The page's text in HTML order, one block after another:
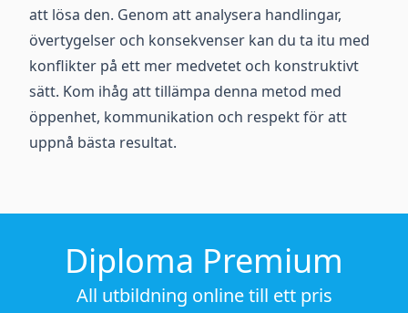
att lösa den. Genom att analysera handlingar,
övertygelser och konsekvenser kan du ta itu med
konflikter på ett mer medvetet och konstruktivt
sätt. Kom ihåg att tillämpa denna metod med
öppenhet, kommunikation och respekt för att
uppnå bästa resultat.
Diploma Premium
All utbildning online till ett pris